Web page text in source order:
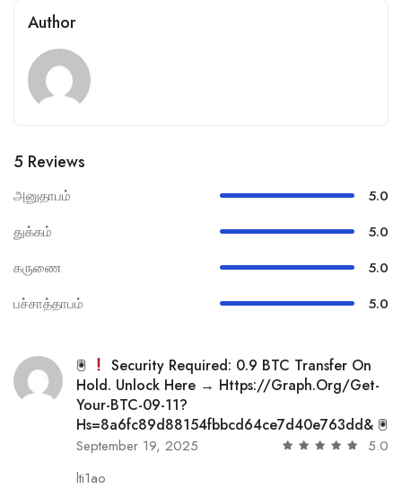
Author
5 Reviews
அனுதாபம்
5.0
துக்கம்
5.0
கருணை
5.0
பச்சாத்தாபம்
5.0
🖲
Security Required: 0.9 BTC Transfer On
Hold. Unlock Here → Https://graph.org/Get-
Your-BTC-09-11?
Hs=8a6fc89d88154fbbcd64ce7d40e763dd& 🖲
September 19, 2025
5.0
lti1ao